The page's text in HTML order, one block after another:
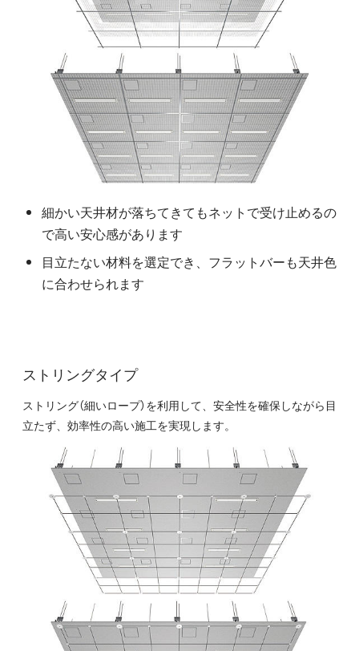
細かい天井材が落ちてきてもネットで受け止めるの
で高い安心感があります
目立たない材料を選定でき、フラットバーも天井色
に合わせられます
ストリングタイプ
ストリング（細いロープ）を利用して、安全性を確保しながら目
立たず、効率性の高い施工を実現します。